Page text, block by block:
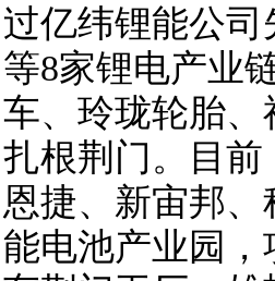
过亿纬锂能公
等8家锂电产业
车、玲珑轮胎
扎根荆门。目
恩捷、新宙邦
能电池产业园，